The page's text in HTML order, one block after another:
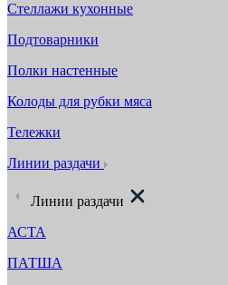
Стеллажи кухонные
Подтоварники
Полки настенные
Колоды для рубки мяса
Тележки
Линии раздачи
Линии раздачи
АСТА
ПАТША